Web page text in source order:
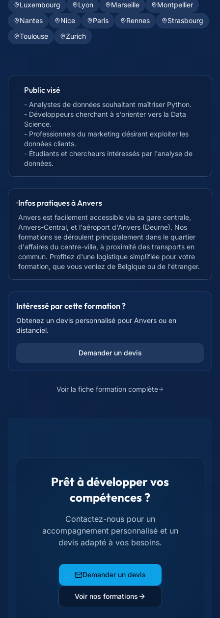
Luxembourg
Lyon Marseille
Montpellier
Nantes
Nice Paris Rennes
Strasbourg
Toulouse
Zurich
Public visé
- Analystes de données souhaitant maîtriser Python.
- Développeurs cherchant à s'orienter vers la Data
Science.
- Professionnels du marketing désirant exploiter les
données clients.
- Étudiants et chercheurs intéressés par l'analyse de
données.
Infos pratiques àAnvers
Anvers est facilement accessible via sa gare centrale,
Anvers-Central, et l'aéroport d'Anvers (Deurne). Nos
formations se déroulent principalement dans le quartier
d'affaires du centre-ville, à proximité des transports en
commun. Profitez d'une logistique simplifiée pour votre
formation, que vous veniez de Belgique ou de l'étranger.
Intéressé par cette formation ?
Obtenez un devis personnalisé pour Anvers ou en
distanciel.
Demander un devis
Voir la fiche formation complète
Prêt à développer vos
compétences ?
Contactez-nous pour un
accompagnement personnalisé et un
devis adapté à vos besoins.
Demander un devis
Voir nos formations